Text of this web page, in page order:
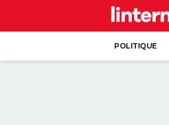
POLITIQUE